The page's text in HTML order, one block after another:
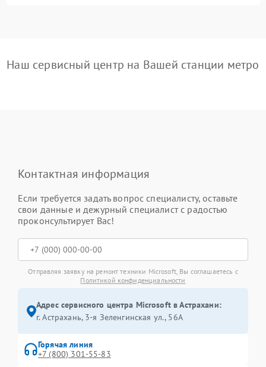
Наш сервисный центр на Вашей станции метро
Контактная информация
Если требуется задать вопрос специалисту, оставьте
свои данные и дежурный специалист с радостью
проконсультирует Вас!
Отправляя заявку на ремонт техники Microsoft, Вы соглашаетесь с
Политикой конфиденциальности
Адрес сервисного центра Microsoft в Астрахани:
г. Астрахань, 3-я Зеленгинская ул., 56А
Горячая линия
+7 (800) 301-55-83